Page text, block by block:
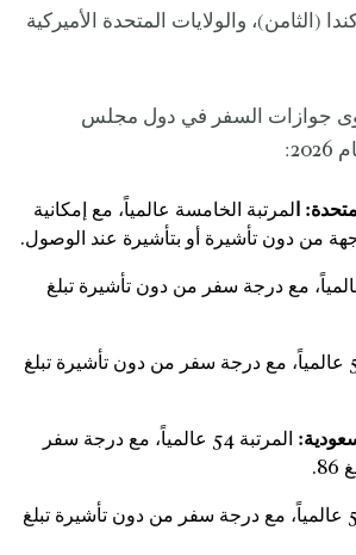
(الثامن)، والولايات المتحدة الأميركية
جوازات السفر في دول مجلس
ا لمرتبة الخامسة عالمياً، مع إمكانية
47 عالمياً، مع درجة سفر من دون تأشيرة تبلغ
المرتبة 50 عالمياً، مع درجة سفر من دون تأشيرة تبلغ
المرتبة 54 عالمياً، مع درجة سفر
: المرتبة 55 عالمياً، مع درجة سفر من دون تأشيرة تبلغ